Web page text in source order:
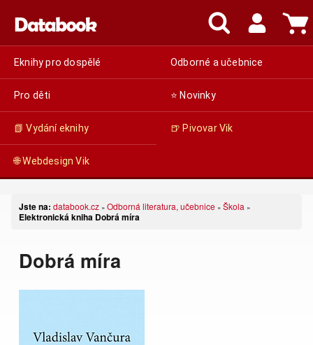
Eknihy pro dospělé Odborné a učebnice
Pro děti ⭐ Novinky
📗 Vydání eknihy 🍺 Pivovar Vik
🌐 Webdesign Vik
Jste na: databook.cz » Odborná literatura, učebnice » Škola »
Elektronická kniha Dobrá míra
Dobrá míra